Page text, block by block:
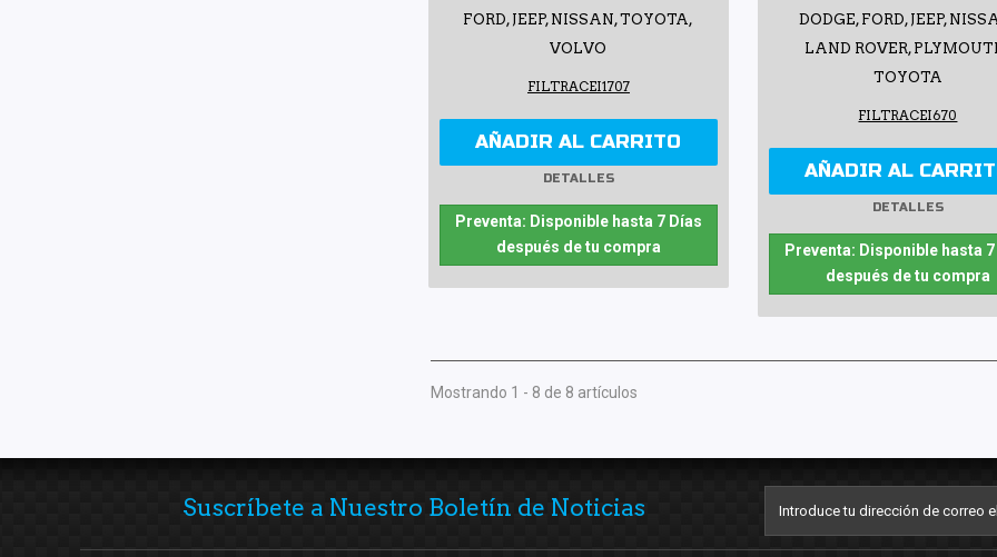
FORD, JEEP, NISSAN, TOYOTA,
VOLVO
FILTRACEI1707
AÑADIR AL CARRITO
DETALLES
Preventa: Disponible hasta 7 Días
después de tu compra
DODGE, FORD, JEEP,
LAND ROVER,
TOYOTA
FILTRACEI670
AÑADIR AL
DETALLES
Preventa: Disponible hasta
después de tu compra
Mostrando 1 - 8 de 8 artículos
Suscríbete a Nuestro Boletín de Noticias